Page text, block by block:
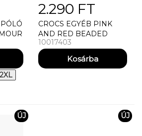
SS
2XL
2.290 FT
CROCS EGYÉB PINK
AND RED BEADED
CHAIN
10017403
ÚJ ÚJ